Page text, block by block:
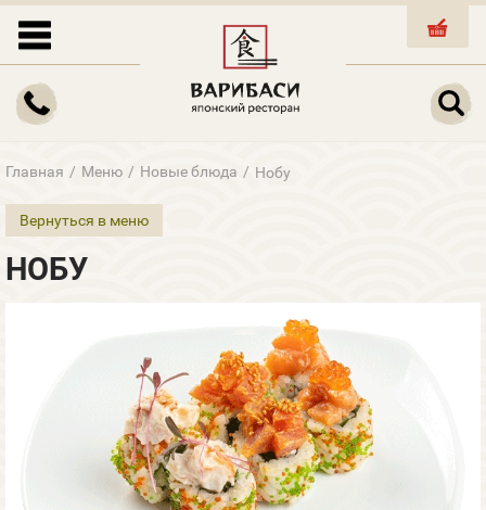
КОРЗИНА
Главная / Меню / Новые блюда / Нобу
Вернуться в меню
НОБУ